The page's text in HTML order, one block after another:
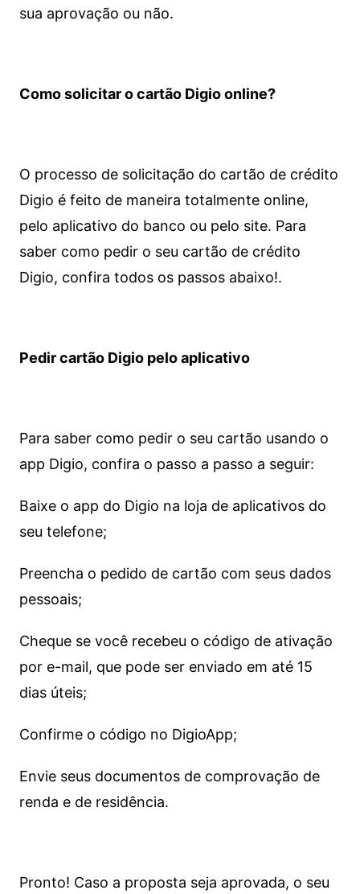
sua aprovação ou não.
Como solicitar o cartão Digio online?
O processo de solicitação do cartão de crédito
Digio é feito de maneira totalmente online,
pelo aplicativo do banco ou pelo site. Para
saber como pedir o seu cartão de crédito
Digio, confira todos os passos abaixo!.
Pedir cartão Digio pelo aplicativo
Para saber como pedir o seu cartão usando o
app Digio, confira o passo a passo a seguir:
Baixe o app do Digio na loja de aplicativos do
seu telefone;
Preencha o pedido de cartão com seus dados
pessoais;
Cheque se você recebeu o código de ativação
por e-mail, que pode ser enviado em até 15
dias úteis;
Confirme o código no DigioApp;
Envie seus documentos de comprovação de
renda e de residência.
Pronto! Caso a proposta seja aprovada, o seu